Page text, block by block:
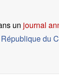
un journal
du